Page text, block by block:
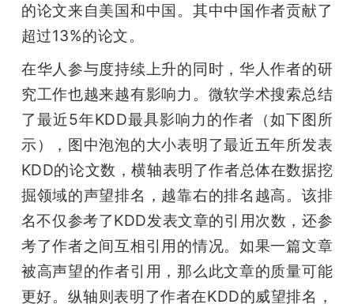
的论文来自美国和中国。其中中国作者贡献了
超过13%的论文。
在华人参与度持续上升的同时，华人作者的研
究工作也越来越有影响力。微软学术搜索总结
了最近5年KDD最具影响力的作者（如下图所
示），图中泡泡的大小表明了最近五年所发表
KDD的论文数，横轴表明了作者总体在数据挖
掘领域的声望排名，越靠右的排名越高。该排
名不仅参考了KDD发表文章的引用次数，还参
考了作者之间互相引用的情况。如果一篇文章
被高声望的作者引用，那么此文章的质量可能
更好。纵轴则表明了作者在KDD的威望排名，